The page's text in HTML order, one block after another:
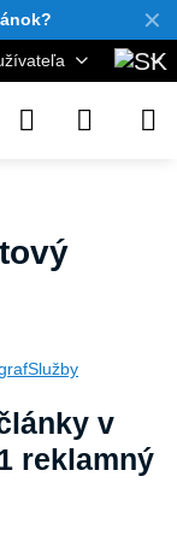
✕
Služby
v
reklamný